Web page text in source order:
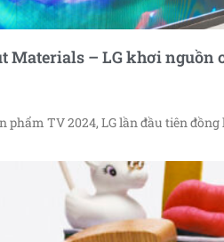
Materials – LG khơi nguồn
phẩm TV 2024, LG lần đầu tiên